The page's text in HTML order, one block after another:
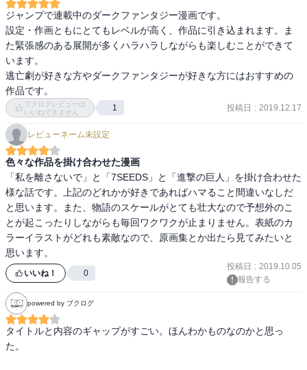
約束の条件は、家族との記憶をすべて奪われること。確かに、人間
全員を鬼の世界から人間の世界に移動させるにしては破格の条件か
もしれない。エマ一人の記憶と引き換えにするにしては安すぎるの
かもしれない。
でも……
「全部君がくれたんだ」
ノーマンの涙と言葉に、私は涙が止まらない。
全てはその言葉に尽きる。
エマは頑張った！
とってもとっても。
誰も見捨てず、鬼もラートリー家も、ママたちも。
そして自分自身も諦めなかった。
頑張った。本当に頑張ったよ………！
すべて思い出せなくても、これからがある。
そのこれからを彼らは手に入れた。
食糧じゃない人生をこれからは生きていける。
頭もいいんだし、走るのも早いんだし。
思い出せなくても、一緒に生きよう。
を知り、赤ちゃんを調べて場所を特定（耳の後ろ）。
シスター・クローネ登場。ママ・イザベラの弱みを握って出世をも
くろむ。
登場人物全員頭が良いから話がさくさく進むのがいい。情報が少な
すぎる状況で、細かい手がかりから推測を積み重ねていくのがスリ
リングでおもしろい。
ジャンプで連載中のダークファンタジー漫画です。
設定・作画ともにとてもレベルが高く、作品に引き込まれます。ま
た緊張感のある展開が多くハラハラしながらも楽しむことができて
います。
逃亡劇が好きな方やダークファンタジーが好きな方にはおすすめの
作品です。
ブクログレビューは
いいねできません
1 投稿日 : 2019.12.17
レビューネーム未設定
色々な作品を掛け合わせた漫画
「私を離さないで」と「7SEEDS」と「進撃の巨人」を掛け合わせた
様な話です。上記のどれかが好きであればハマること間違いなしだ
と思います。また、物語のスケールがとても壮大なので予想外のこ
とが起こったりしながらも毎回ワクワクが止まりません。表紙のカ
ラーイラストがどれも素敵なので、原画集とか出たら見てみたいと
思います。
いいね！ 0
投稿日 : 2019.10.05
報告する
powered by ブクログ
タイトルと内容のギャップがすごい。ほんわかものなのかと思っ
た。